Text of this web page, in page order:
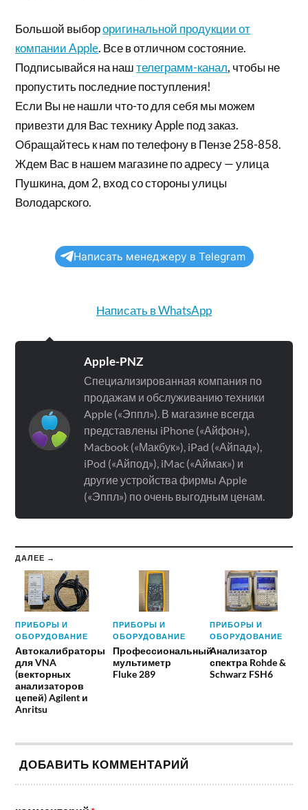
Большой выбороригинальной продукции от
компании Apple. Все в отличном состояние.
Подписывайся на наштелеграмм-канал, чтобы не
пропустить последние поступления!
Если Вы не нашли что-то для себя мы можем
привезти для Вас технику Apple под заказ.
Обращайтесь к нам по телефону в Пензе 258-858.
Ждем Вас в нашем магазине по адресу — улица
Пушкина, дом 2, вход со стороны улицы
Володарского.
Написать менеджеру в Telegram
Написать в WhatsApp
Apple-PNZ
Специализированная компания по
продажам и обслуживанию техники
Apple («Эппл»). В магазине всегда
представлены iPhone («Айфон»),
Macbook («Макбук»), iPad («Айпад»),
iPod («Айпод»), iMac («Аймак») и
другие устройства фирмы Apple
(«Эппл») по очень выгодным ценам.
ДАЛЕЕ →
ПРИБОРЫ И
ОБОРУДОВАНИЕ
Автокалибраторы
для VNA
(векторных
анализаторов
цепей) Agilent и
Anritsu
ПРИБОРЫ И
ОБОРУДОВАНИЕ
Профессиональный
мультиметр
Fluke 289
ПРИБОРЫ И
ОБОРУДОВАНИЕ
Анализатор
спектра Rohde &
Schwarz FSH6
ДОБАВИТЬ КОММЕНТАРИЙ